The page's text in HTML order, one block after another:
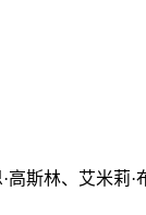
高斯林、艾米